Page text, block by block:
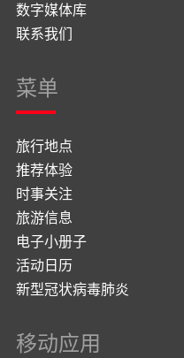
数字媒体库
联系我们
菜单
旅行地点
推荐体验
时事关注
旅游信息
电子小册子
活动日历
新型冠状病毒肺炎
移动应用